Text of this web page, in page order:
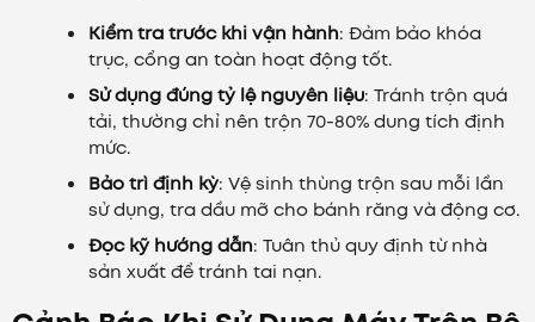
Kiểm tra trước khi vận hành: Đảm bảo khóa
trục, cổng an toàn hoạt động tốt.
Sử dụng đúng tỷ lệ nguyên liệu: Tránh trộn quá
tải, thường chỉ nên trộn 70-80% dung tích định
mức.
Bảo trì định kỳ: Vệ sinh thùng trộn sau mỗi lần
sử dụng, tra dầu mỡ cho bánh răng và động cơ.
Đọc kỹ hướng dẫn: Tuân thủ quy định từ nhà
sản xuất để tránh tai nạn.